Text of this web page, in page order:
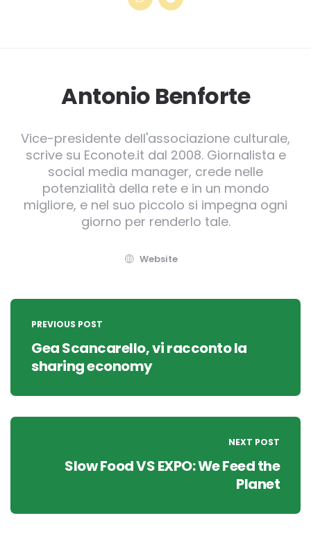
Antonio Benforte
Vice-presidente dell'associazione culturale,
scrive su Econote.it dal 2008. Giornalista e
social media manager, crede nelle
potenzialità della rete e in un mondo
migliore, e nel suo piccolo si impegna ogni
giorno per renderlo tale.
Website
Post
navigation
PREVIOUS POST
Gea Scancarello, vi racconto la
sharing economy
NEXT POST
Slow Food VS EXPO: We Feed the
Planet